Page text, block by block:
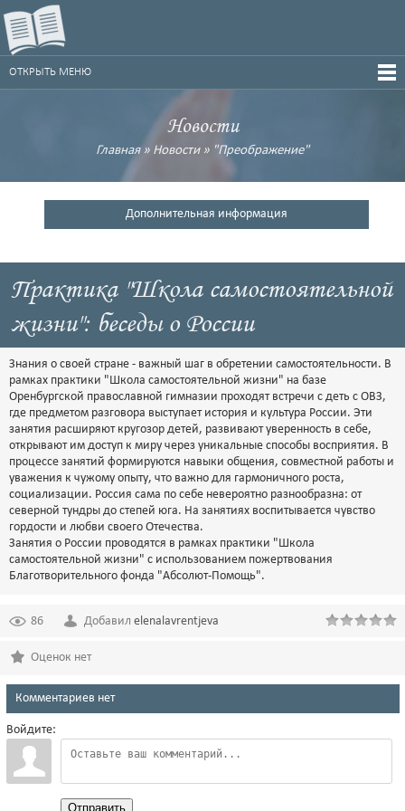
ОТКРЫТЬ МЕНЮ
Новости
Главная» Новости» "Преображение"
Дополнительная информация
Практика "Школа самостоятельной
жизни": беседы о России
Знания о своей стране - важный шаг в обретении самостоятельности. В
рамках практики "Школа самостоятельной жизни" на базе
Оренбургской православной гимназии проходят встречи с деть с ОВЗ,
где предметом разговора выступает история и культура России. Эти
занятия расширяют кругозор детей, развивают уверенность в себе,
открывают им доступ к миру через уникальные способы восприятия. В
процессе занятий формируются навыки общения, совместной работы и
уважения к чужому опыту, что важно для гармоничного роста,
социализации. Россия сама по себе невероятно разнообразна: от
северной тундры до степей юга. На занятиях воспитывается чувство
гордости и любви своего Отечества.
Занятия о России проводятся в рамках практики "Школа
самостоятельной жизни" с использованием пожертвования
Благотворительного фонда "Абсолют-Помощь".
86 Добавил elenalavrentjeva
Оценок нет
Комментариев нет
Войдите:
Отправить